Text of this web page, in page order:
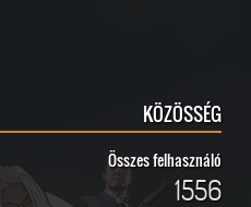
KÖZÖSSÉG
Összes felhasználó
1556